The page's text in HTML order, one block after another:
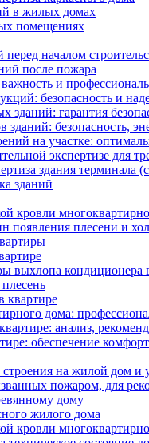
в жилых домах
помещениях
началом
после пожара
и
безопасность и
зданий: гарантия
зданий: безопасность,
на участке:
экспертизе для
здания терминала
зданий
кровли
появления плесени и
выхлопа кондиционера
квартире
дома:
анализ,
обеспечение
на жилой дом и
пожаром, для
дому
жилого дома
кровли